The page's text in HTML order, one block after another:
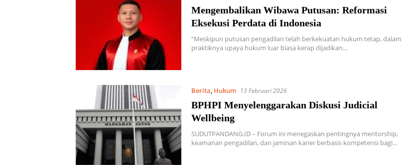
Mengembalikan Wibawa Putusan: Reformasi
Eksekusi Perdata di Indonesia
“Meskipun putusan pengadilan telah berkekuatan hukum tetap, dalam
praktiknya upaya hukum luar biasa kerap dijadikan…
Berita, Hukum 13 Februari 2026
BPHPI Menyelenggarakan Diskusi Judicial
Wellbeing
SUDUTPANDANG.ID – Forum ini menegaskan pentingnya mentorship,
keamanan pengadilan, dan jaminan karier berbasis kompetensi bagi…